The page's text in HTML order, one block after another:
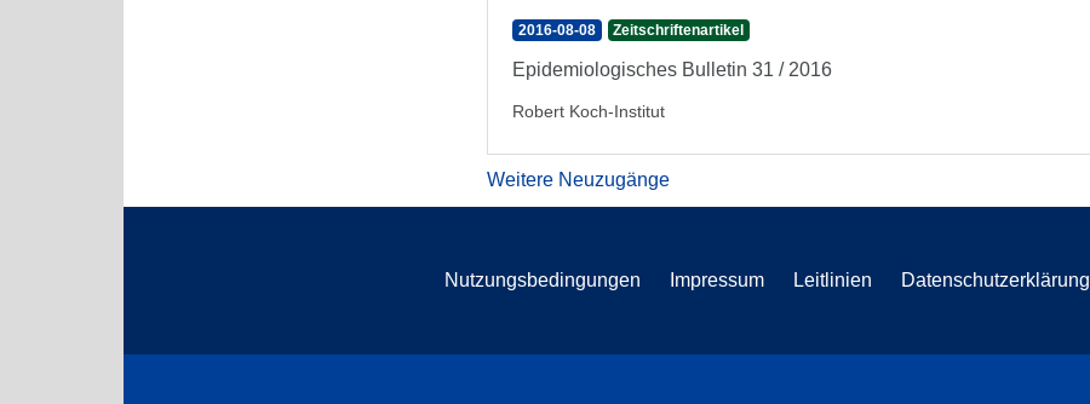
2016-08-08 Zeitschriftenartikel
Epidemiologisches Bulletin 31 / 2016
Robert Koch-Institut
Weitere Neuzugänge
Nutzungsbedingungen Impressum Leitlinien Datenschutzerklärung